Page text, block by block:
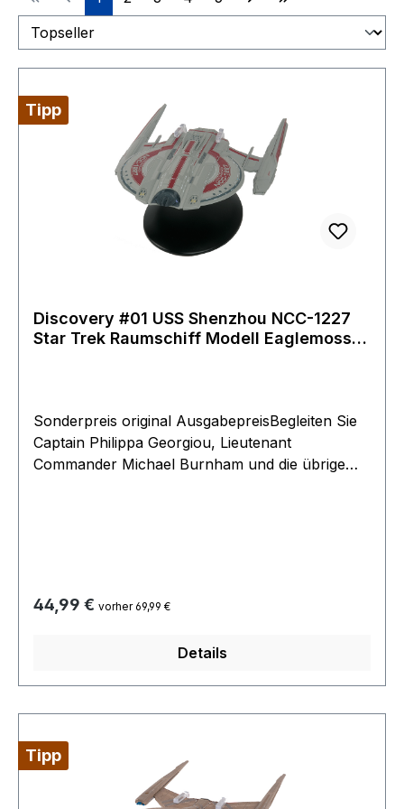
Tipp
Discovery #01 USS Shenzhou NCC-1227
Star Trek Raumschiff Modell Eaglemoss
Sonderpreis original AusgabepreisBegleiten Sie
Captain Philippa Georgiou, Lieutenant
Commander Michael Burnham und die übrige
Neuzugang zum Star Trek-Universum. Die
U.S.S. Shenzhou ist ein Sternenflottenschiff der
Captain Philippa Georgiou. Das Name
„Shenzhou“ (神舟) bedeutet „Götterschiff“ und
ihrem Modell der U.S.S. Shenzhou erhalten Sie
ein exklusives Begleitmagazin, in dem das Schiff
und sein Werdegang ausführlich vorgestellt
Regulärer Preis:
44,99 € vorher 69,99 €
Details
Tipp